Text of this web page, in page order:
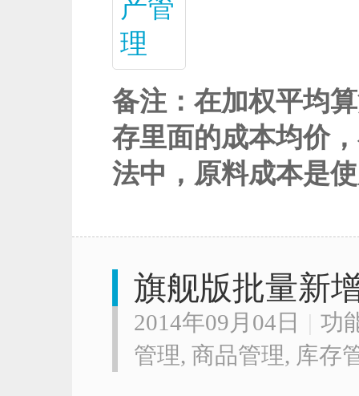
备注：在加权平均
存里面的成本均价
法中，原料成本是
旗舰版批量新
2014年09月04日 | 功
管理, 商品管理, 库存